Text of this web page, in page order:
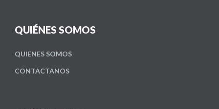
QUIÉNES SOMOS
QUIENES SOMOS
CONTACTANOS